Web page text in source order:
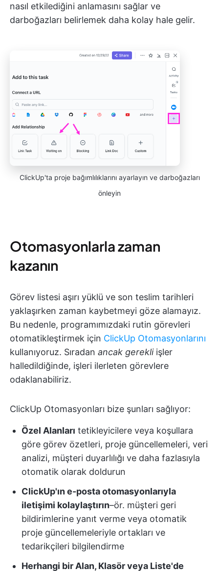
nasıl etkilediğini anlamasını sağlar ve
darboğazları belirlemek daha kolay hale gelir.
ClickUp'ta proje bağımlılıklarını ayarlayın ve darboğazları
önleyin
Otomasyonlarla zaman
kazanın
Görev listesi aşırı yüklü ve son teslim tarihleri
yaklaşırken zaman kaybetmeyi göze alamayız.
Bu nedenle, programımızdaki rutin görevleri
otomatikleştirmek için ClickUp Otomasyonlarını
kullanıyoruz. Sıradan ancak gerekliişler
halledildiğinde, işleri ilerleten görevlere
odaklanabiliriz.
ClickUp Otomasyonları bize şunları sağlıyor:
Özel Alanları tetikleyicilere veya koşullara
göre görev özetleri, proje güncellemeleri, veri
analizi, müşteri duyarlılığı ve daha fazlasıyla
otomatik olarak doldurun
ClickUp'ın e-posta otomasyonlarıyla
iletişimi kolaylaştırın–ör. müşteri geri
bildirimlerine yanıt verme veya otomatik
proje güncellemeleriyle ortakları ve
tedarikçileri bilgilendirme
Herhangi bir Alan, Klasör veya Liste'de